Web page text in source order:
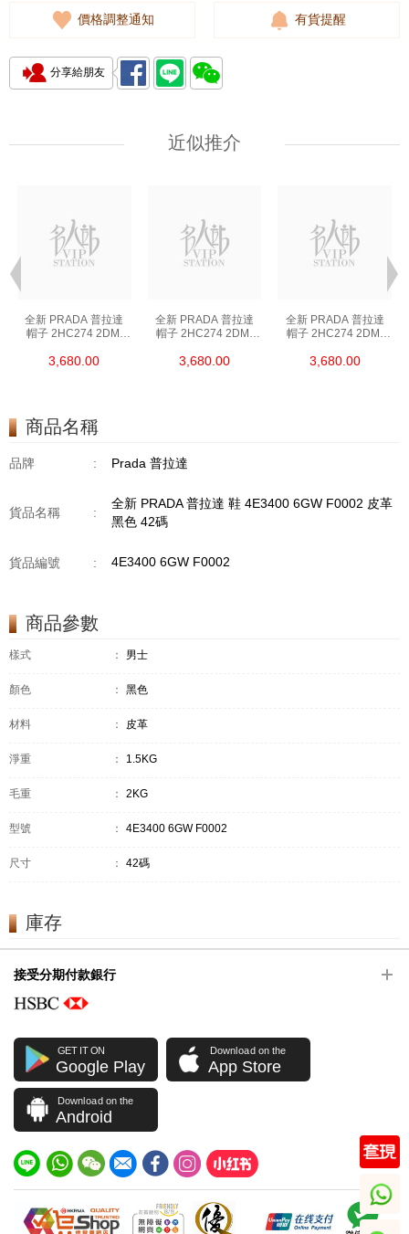
價格調整通知 有貨提醒
分享給朋友
近似推介
全新 PRADA 普拉達
帽子 2HC274 2DMI
3,680.00
全新 PRADA 普拉達
帽子 2HC274 2DMI
3,680.00
全新 PRADA 普拉達
帽子 2HC274 2DMI
3,680.00
商品名稱
品牌 : Prada 普拉達
貨品名稱 :
全新 PRADA 普拉達 鞋 4E3400 6GW F0002 皮革
黑色 42碼
貨品編號 : 4E3400 6GW F0002
商品參數
樣式 ： 男士
顏色 ： 黑色
材料 ： 皮革
淨重 ： 1.5KG
毛重 ： 2KG
型號 ： 4E3400 6GW F0002
尺寸 ： 42碼
庫存
接受分期付款銀行
GET IT ON
Google Play
Download on the
App Store
Download on the
Android